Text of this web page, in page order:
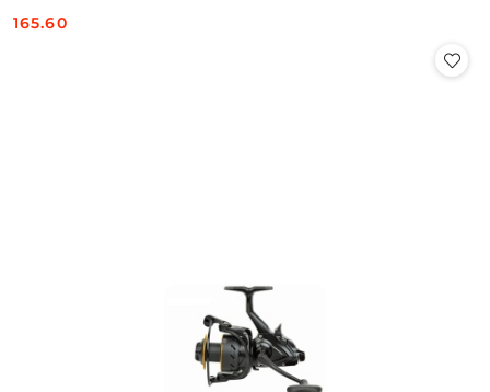
Cena:
165.60